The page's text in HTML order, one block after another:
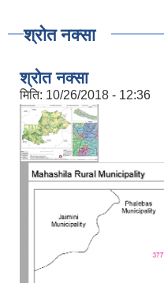
श्रोत नक्सा
श्रोत नक्सा
मिति: 10/26/2018 - 12:36